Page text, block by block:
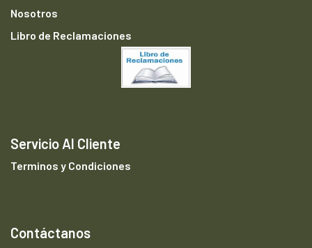
Nosotros
Libro de Reclamaciones
Servicio Al Cliente
Terminos y Condiciones
Contáctanos